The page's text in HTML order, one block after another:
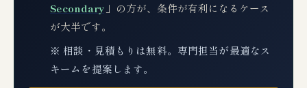
Secondary 」の方が、条件が有利になるケース
が大半です。
※ 相談・見積もりは無料。専門担当が最適なス
キームを提案します。